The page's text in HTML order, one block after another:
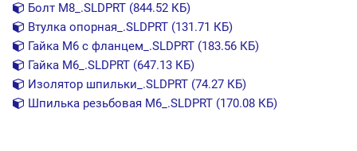
Болт М8_.SLDPRT (844.52 КБ)
Втулка опорная_.SLDPRT (131.71 КБ)
Гайка М6 с фланцем_.SLDPRT (183.56 КБ)
Гайка М6_.SLDPRT (647.13 КБ)
Изолятор шпильки_.SLDPRT (74.27 КБ)
Шпилька резьбовая М6_.SLDPRT (170.08 КБ)